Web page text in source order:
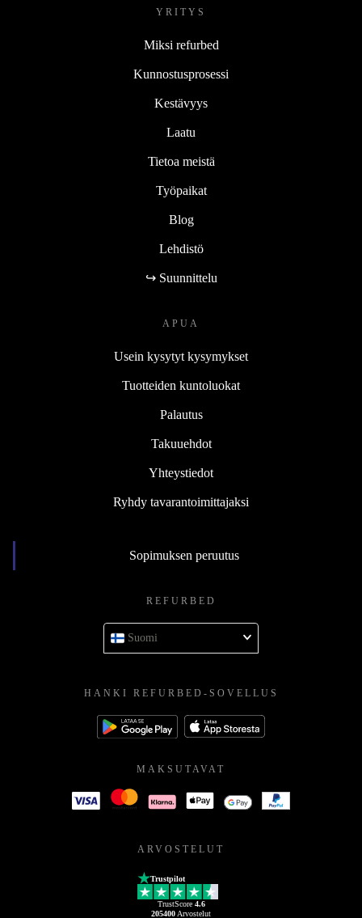
YRITYS
Miksi refurbed
Kunnostusprosessi
Kestävyys
Laatu
Tietoa meistä
Työpaikat
Blog
Lehdistö
↪ Suunnittelu
APUA
Usein kysytyt kysymykset
Tuotteiden kuntoluokat
Palautus
Takuuehdot
Yhteystiedot
Ryhdy tavarantoimittajaksi
Sopimuksen peruutus
REFURBED
Suomi
HANKI REFURBED-SOVELLUS
MAKSUTAVAT
ARVOSTELUT
Trustpilot
TrustScore 4.6
205400 Arvostelut